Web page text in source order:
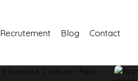
Recrutement Blog Contact